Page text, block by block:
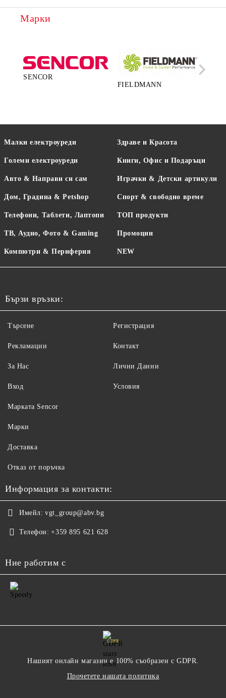
Марки
SENCOR
FIELDMANN
Малки електроуреди
Големи електроуреди
Авто & Направи си сам
Дом, Градина & Petshop
Телефони, Таблети, Лаптопи
ТВ, Аудио, Фото & Gaming
Компютри & Периферия
Здраве и Красота
Книги, Офис и Подаръци
Играчки & Детски артикули
Спорт & свободно време
ТОП продукти
Промоции
NEW
Бързи връзки:
Търсене
Рекламации
За Нас
Вход
Регистрация
Контакт
Лични Данни
Условия
Maрката Sencor
Марки
Доставка
Отказ от поръчка
Информация за контакти:
Имейл: vgt_group@abv.bg
Телефон: +359 895 621 628
Ние работим с
GDPR
Нашият онлайн магазин е 100% съобразен с GDPR.
Прочетете нашата политика